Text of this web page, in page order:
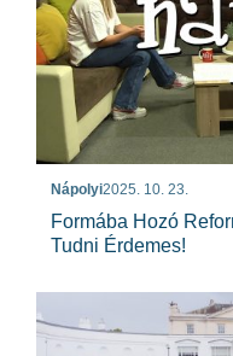
Nápolyi2025. 10. 23.
Formába Hozó
Tudni Érdemes!